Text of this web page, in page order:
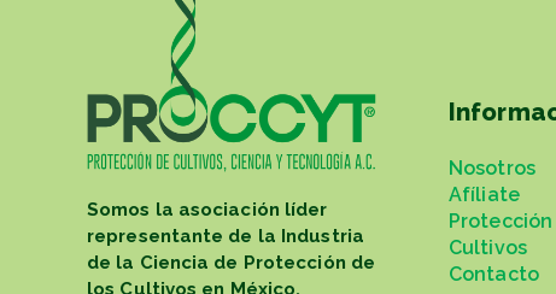
Somos la asociación líder
representante de la Industria
de la Ciencia de Protección de
los Cultivos en México.
Nosotros
Afíliate
Cultivos
Contacto